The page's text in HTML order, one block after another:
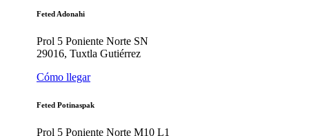
Feted Adonahi
Prol 5 Poniente Norte SN
29016, Tuxtla Gutiérrez
Cómo llegar
Feted Potinaspak
Prol 5 Poniente Norte M10 L1